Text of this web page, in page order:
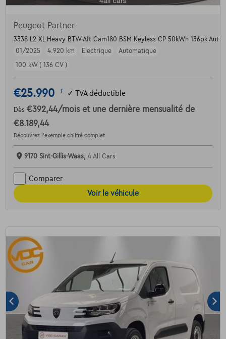
Peugeot Partner
3338 L2 XL Heavy BTW-Aft Cam180 BSM Keyless CP 50kWh 136pk Aut
01/2025
4.920 km Electrique
Automatique
100 kW ( 136 CV )
€25.990 1 ✓ TVA déductible
Dès €392,44/mois et une dernière mensualité de
€8.189,44
Découvrez l’exemple chiffré complet
9170 Sint-Gillis-Waas, 4 All Cars
Comparer
Voir le véhicule